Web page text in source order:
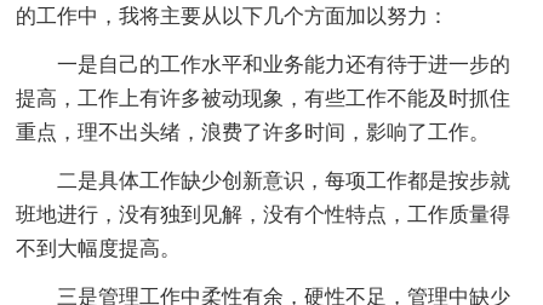
的工作中，我将主要从以下几个方面加以努力：
一是自己的工作水平和业务能力还有待于进一步的
提高，工作上有许多被动现象，有些工作不能及时抓住
重点，理不出头绪，浪费了许多时间，影响了工作。
二是具体工作缺少创新意识，每项工作都是按步就
班地进行，没有独到见解，没有个性特点，工作质量得
不到大幅度提高。
三是管理工作中柔性有余，硬性不足，管理中缺少